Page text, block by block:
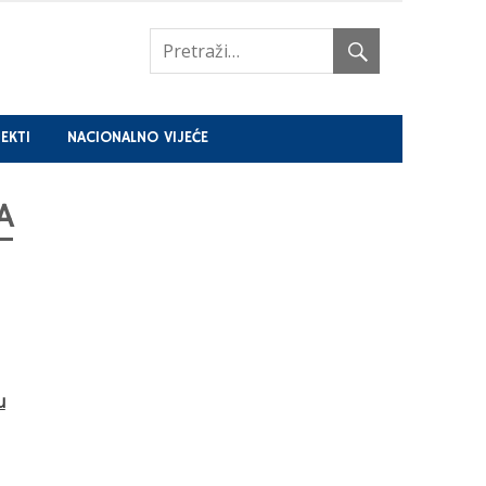
NACIONALNO VIJEĆE